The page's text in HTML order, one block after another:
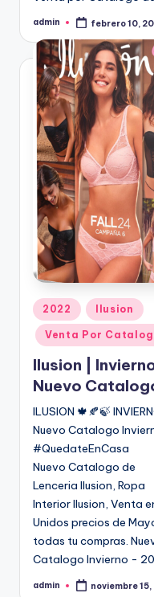
P
b
c
a
d
o
p
o
admin febrero 10,
P
b
l
i
c
a
d
o
e
n
2022 Ilusion
Venta Por
Ilusion |
Nuevo
ILUSION 🍁🍂🍃
Nuevo Catalogo
#QuedateEnCasa
Nuevo Catalogo de
Lenceria Ilusion, Ropa
Interior Ilusion, Venta
Unidos precios de
todas tu compras.
Catalogo Invierno -
P
admin noviembre 15,